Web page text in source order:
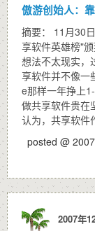
傲游创始人：
摘要： 11月30
享软件英雄榜"
想法不太现实
享软件并不像一
e那样一年挣上
做共享软件贵
认为，共享软件
posted @
2007年